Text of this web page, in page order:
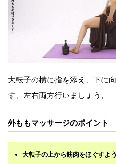
大転子の横に指を添え、下に
す。左右両方行いましょう。
外ももマッサージのポイント
大転子の上から筋肉をほぐすよ